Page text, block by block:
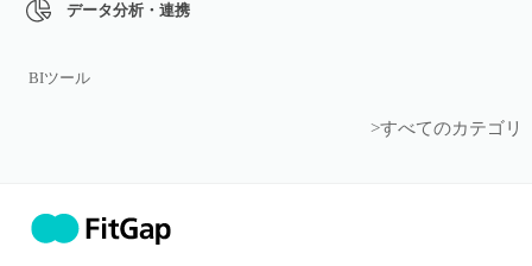
データ分析・連携
BIツール
>すべてのカテゴリ